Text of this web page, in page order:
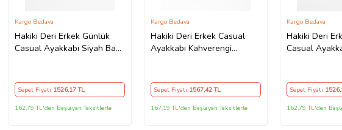
Hakiki Deri Erkek Günlük
Casual Ayakkabı Siyah Bağlı
Kargo Bedava
Sepet Fiyatı 1526,17 TL
162,79 TL'den Başlayan Taksitlerle
Hakiki Deri Erkek Casual
Ayakkabı Kahverengi
Kargo Bedava
Sepet Fiyatı 1567,42 TL
167,19 TL'den Başlayan Taksitlerle
Hakiki Deri
Casual
Kargo Bedava
Sepet Fiyatı 1526
162,79 TL'den